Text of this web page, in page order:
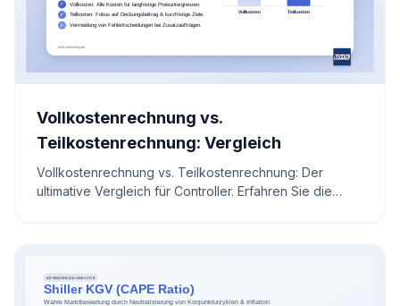
Vollkostenrechnung vs.
Teilkostenrechnung: Vergleich
Vollkostenrechnung vs. Teilkostenrechnung: Der
ultimative Vergleich für Controller. Erfahren Sie die